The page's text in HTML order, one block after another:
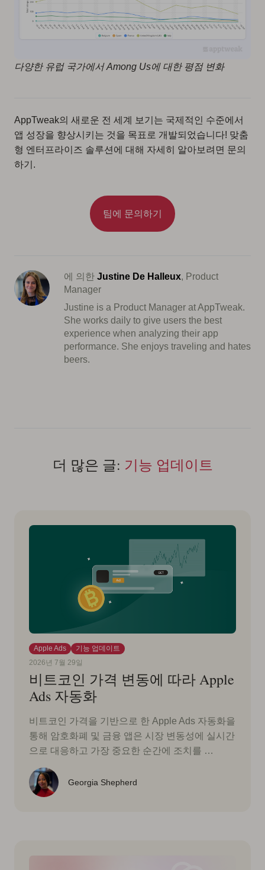
다양한 유럽 국가에서 Among Us에 대한 평점 변화
AppTweak의 새로운 전 세계 보기는 국제적인 수준에서
앱 성장을 향상시키는 것을 목표로 개발되었습니다! 맞춤
형 엔터프라이즈 솔루션에 대해 자세히 알아보려면 문의
하기.
팀에 문의하기
에 의한 Justine De Halleux, Product
Manager
Justine is a Product Manager at AppTweak.
She works daily to give users the best
experience when analyzing their app
performance. She enjoys traveling and hates
beers.
더 많은 글: 기능 업데이트
Apple Ads
기능 업데이트
2026년 7월 29일
비트코인 가격 변동에 따라 Apple
Ads 자동화
비트코인 가격을 기반으로 한 Apple Ads 자동화을
통해 암호화폐 및 금융 앱은 시장 변동성에 실시간
으로 대응하고 가장 중요한 순간에 조치를 …
Georgia Shepherd